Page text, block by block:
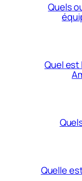
Quels
Quel est
Quelle